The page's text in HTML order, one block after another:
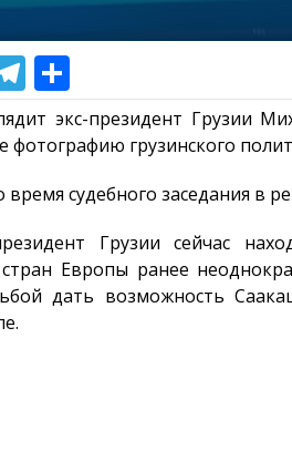
экс-президент Грузии
фотографию грузинского
судебного заседания в
Грузии сейчас
Европы ранее
дать возможность